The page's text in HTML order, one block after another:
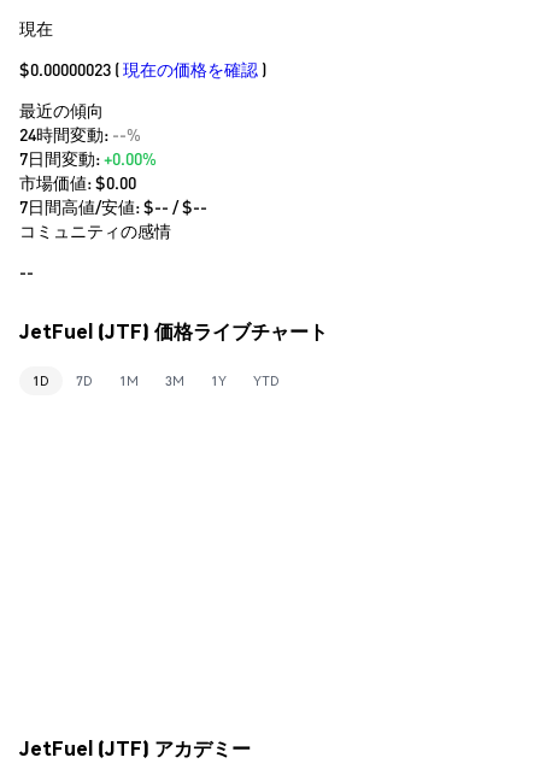
現在
$0.00000023 (現在の価格を確認 )
最近の傾向
24時間変動: --%
7日間変動:+0.00%
市場価値:$0.00
7日間高値/安値: $-- / $--
コミュニティの感情
--
JetFuel (JTF) 価格ライブチャート
1D 7D 1M 3M 1Y YTD
JetFuel (JTF) アカデミー